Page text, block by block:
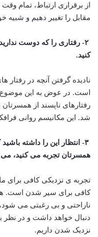
از برقراری ارتباط، تمام
مقابل را تغییر دهیم و شبیه
۲- رفتاری را که دوست
کنید.
نادیده گرفتن آنچه در رفتار
است. در عوض به این موضوع
رفتارهای ناپسند از
شد. این مکانیسم روانی
۳- انتظار این را داشته
همسرتان تجربه می کنید، می
تجربه ی نزدیکی کافی برای
کافی برای سیر شدن است.
ناراحتی و بی رغبتی می
دنبال خواهد داشت و در نظر
نزدیک شدن داریم.